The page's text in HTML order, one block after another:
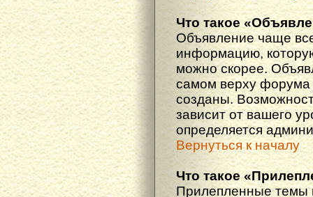
Что такое
Объявление чаще
информацию,
можно скорее.
самом верху форума
созданы.
зависит от вашего
определяется
Вернуться к началу
Что такое
Прилепленные темы